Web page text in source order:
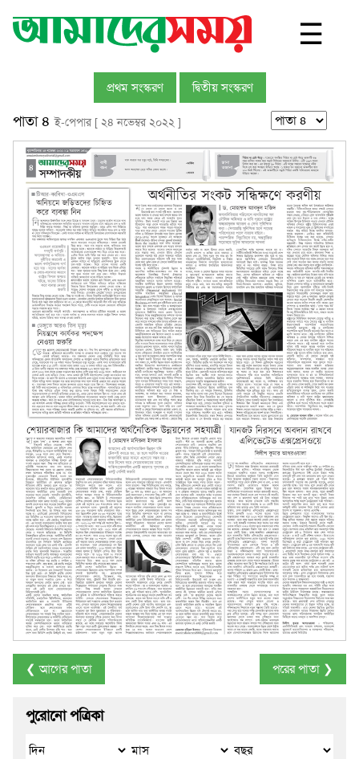
☰
প্রথম সংস্করণ দ্বিতীয় সংস্করণ
পাতা ৪ই-পেপার [ ২৪ নভেম্বর ২০২২ ]
❮ আগের পাতা পরের পাতা ❯
পুরোনো পত্রিকা